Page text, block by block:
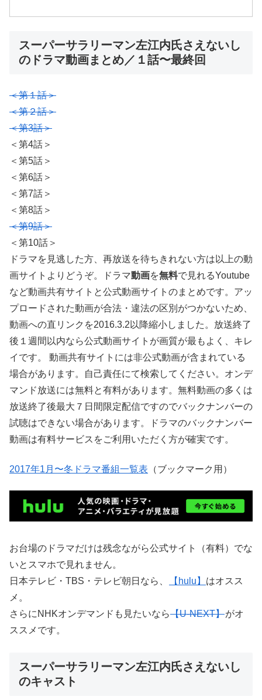
スーパーサラリーマン左江内氏さえないし
のドラマ動画まとめ／１話〜最終回
＜第１話＞
＜第２話＞
＜第3話＞
＜第4話＞
＜第5話＞
＜第6話＞
＜第7話＞
＜第8話＞
＜第9話＞
＜第10話＞
ドラマを見逃した方、再放送を待ちきれない方は以上の動
画サイトよりどうぞ。ドラマ動画を無料で見れるYoutube
など動画共有サイトと公式動画サイトのまとめです。アッ
プロードされた動画が合法・違法の区別がつかないため、
動画への直リンクを2016.3.2以降縮小しました。放送終了
後１週間以内なら公式動画サイトが画質が最もよく、キレ
イです。 動画共有サイトには非公式動画が含まれている
場合があります。自己責任にて検索してください。オンデ
マンド放送には無料と有料があります。無料動画の多くは
放送終了後最大７日間限定配信ですのでバックナンバーの
試聴はできない場合があります。ドラマのバックナンバー
動画は有料サービスをご利用いただく方が確実です。
2017年1月〜冬ドラマ番組一覧表 （ブックマーク用）
お台場のドラマだけは残念ながら公式サイト（有料）でな
いとスマホで見れません。
日本テレビ・TBS・テレビ朝日なら、
【hulu】 はオスス
メ。
さらにNHKオンデマンドも見たいなら【U-NEXT】がオ
ススメです。
スーパーサラリーマン左江内氏さえないし
のキャスト